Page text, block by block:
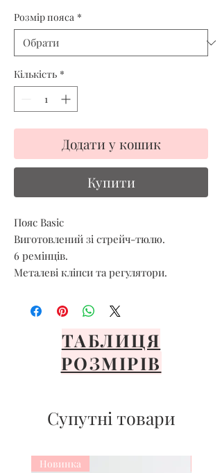
Розмір пояса *
Кількість *
Додати у кошик
Купити
Пояс Basic
Виготовлений зі стрейч-тюлю.
6 ремінців.
Металеві кліпси та регулятори.
ТАБЛИЦЯ
РОЗМІРІВ
Супутні товари
Новинка